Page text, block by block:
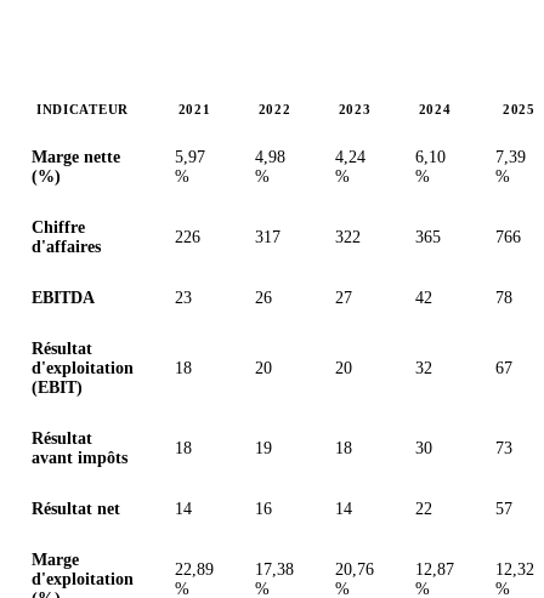
INDICATEUR 2021 2022 2023 2024 2025
Marge nette
(%)
5,97
%
4,98
%
4,24
%
6,10
%
7,39
%
Chiffre
d'affaires
226 317 322 365 766
EBITDA 23 26 27 42 78
Résultat
d'exploitation
(EBIT)
18 20 20 32 67
Résultat
avant impôts
18 19 18 30 73
Résultat net 14 16 14 22 57
Marge
d'exploitation
22,89
%
17,38
%
20,76
%
12,87
%
12,32
%